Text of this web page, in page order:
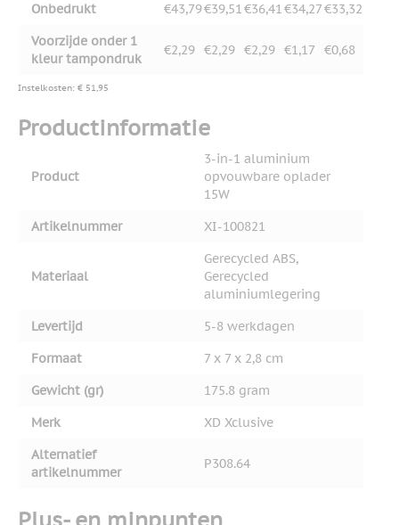
Onbedrukt €43,79€39,51€36,41€34,27€33,32
Voorzijde onder 1
kleur tampondruk
€2,29 €2,29 €2,29 €1,17 €0,68
Instelkosten: € 51,95
Productinformatie
Product
3-in-1 aluminium
opvouwbare oplader
15W
Artikelnummer
XI-100821
Materiaal
Gerecycled ABS,
Gerecycled
aluminiumlegering
Levertijd
5-8 werkdagen
Formaat
7 x 7 x 2,8 cm
Gewicht (gr)
175.8 gram
Merk
XD Xclusive
Alternatief
artikelnummer
P308.64